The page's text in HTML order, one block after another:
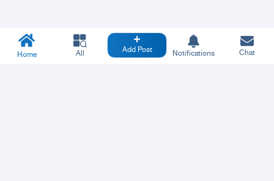
Home All Add Post Notifications Chat